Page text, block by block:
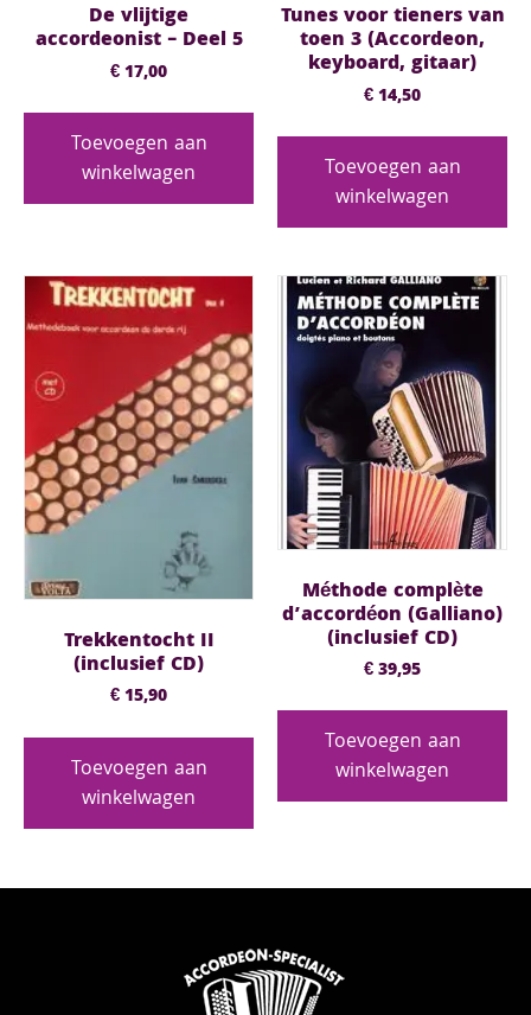
De vlijtige
accordeonist – Deel 5
€17,00
Toevoegen aan
winkelwagen
Tunes voor tieners van
toen 3 (Accordeon,
keyboard, gitaar)
€14,50
Toevoegen aan
winkelwagen
Trekkentocht II
(inclusief CD)
€15,90
Toevoegen aan
winkelwagen
Méthode complète
d’accordéon (Galliano)
(inclusief CD)
€39,95
Toevoegen aan
winkelwagen